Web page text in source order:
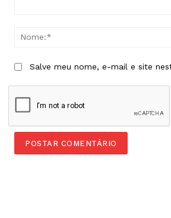
Salve meu nome, e-mail e site